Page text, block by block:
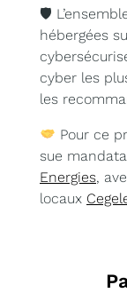
🛡
hébergées
cyber les
les
Pour ce
sue
Energies,
locaux